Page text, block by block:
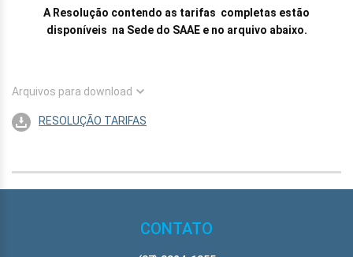
A Resolução contendo as tarifas completas estão
disponíveis na Sede do SAAE e no arquivo abaixo.
Arquivos para download
RESOLUÇÃO TARIFAS
CONTATO